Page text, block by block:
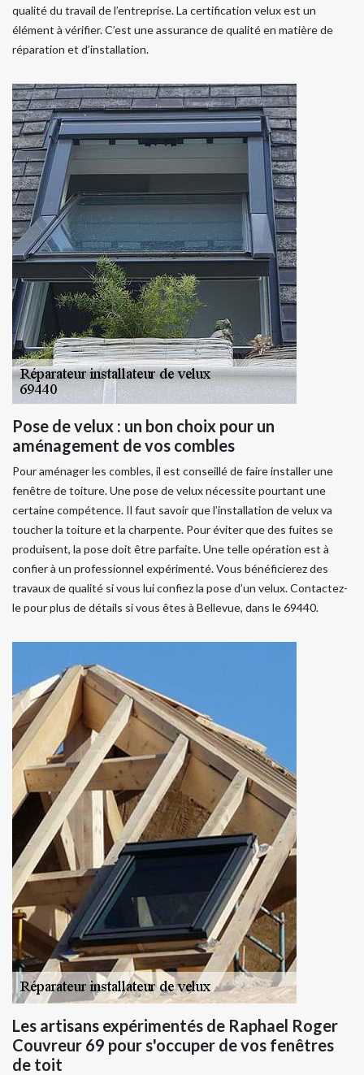
qualité du travail de l’entreprise. La certification velux est un
élément à vérifier. C’est une assurance de qualité en matière de
réparation et d’installation.
Pose de velux : un bon choix pour un
aménagement de vos combles
Pour aménager les combles, il est conseillé de faire installer une
fenêtre de toiture. Une pose de velux nécessite pourtant une
certaine compétence. Il faut savoir que l’installation de velux va
toucher la toiture et la charpente. Pour éviter que des fuites se
produisent, la pose doit être parfaite. Une telle opération est à
confier à un professionnel expérimenté. Vous bénéficierez des
travaux de qualité si vous lui confiez la pose d’un velux. Contactez-
le pour plus de détails si vous êtes à Bellevue, dans le 69440.
Les artisans expérimentés de Raphael Roger
Couvreur 69 pour s'occuper de vos fenêtres
de toit